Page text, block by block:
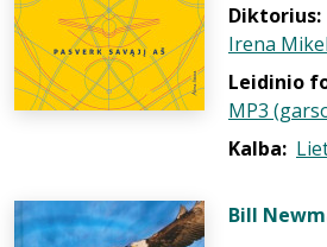
Diktorius:
Irena
Leidinio
MP3
Kalba:
Bill